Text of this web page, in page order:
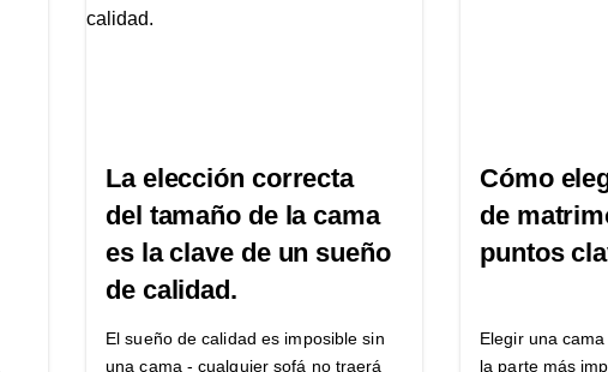
La elección correcta
del tamaño de la cama
es la clave de un sueño
de calidad.
El sueño de calidad es imposible sin
una cama - cualquier sofá no traerá
Cómo
de
puntos
Elegir una
la parte más